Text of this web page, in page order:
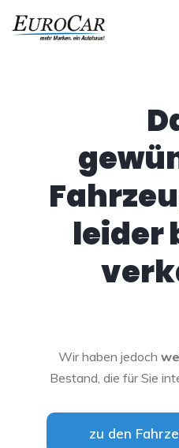
leider
Wir haben jedoch
Bestand, die für Sie
zu den